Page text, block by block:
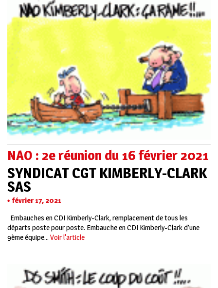
NAO : 2e réunion du 16 février 2021
SYNDICAT CGT KIMBERLY-CLARK
SAS
février 17, 2021
Embauches en CDI Kimberly-Clark, remplacement de tous les
départs poste pour poste. Embauche en CDI Kimberly-Clark d’une
9ème équipe... Voir l'article